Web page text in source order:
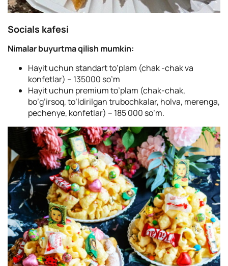
Socials kafesi
Nimalar buyurtma qilish mumkin:
Hayit uchun standart to’plam (chak -chak va
konfetlar) – 135000 so’m
Hayit uchun premium to’plam (chak-chak,
bo’g’irsoq, to’ldirilgan trubochkalar, holva, merenga,
pechenye, konfetlar) – 185 000 so’m.